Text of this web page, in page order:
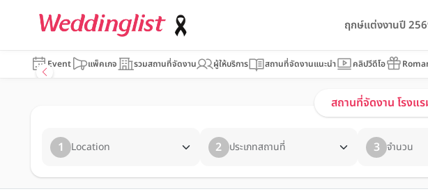
ฤกษ์แต่งงานปี
Event แพ็คเกจ รวมสถานที่จัดงาน ผู้ให้บริการ สถานที่จัดงานแนะนำ คลิปวีดีโอ
สถานที่จัดงาน โรงแ
1 Location 2 ประเภทสถานที่ 3 จำนวน